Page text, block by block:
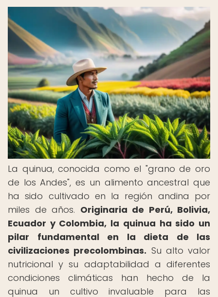
La quinua, conocida como el "grano de oro
de los Andes", es un alimento ancestral que
ha sido cultivado en la región andina por
miles de años. Originaria de Perú, Bolivia,
Ecuador y Colombia, la quinua ha sido un
pilar fundamental en la dieta de las
civilizaciones precolombinas. Su alto valor
nutricional y su adaptabilidad a diferentes
condiciones climáticas han hecho de la
quinua un cultivo invaluable para las